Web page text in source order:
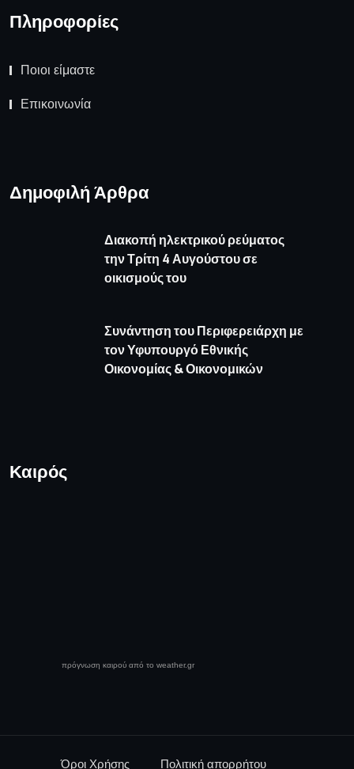
Πληροφορίες
Ποιοι είμαστε
Επικοινωνία
Δημοφιλή Άρθρα
Διακοπή ηλεκτρικού ρεύματος
την Τρίτη 4 Αυγούστου σε
οικισμούς του
Συνάντηση του Περιφερειάρχη με
τον Υφυπουργό Εθνικής
Οικονομίας & Οικονομικών
Καιρός
πρόγνωση καιρού από το weather.gr
Όροι Χρήσης Πολιτική απορρήτου